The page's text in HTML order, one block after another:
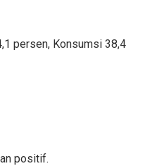
persen, Konsumsi 38,4
positif.